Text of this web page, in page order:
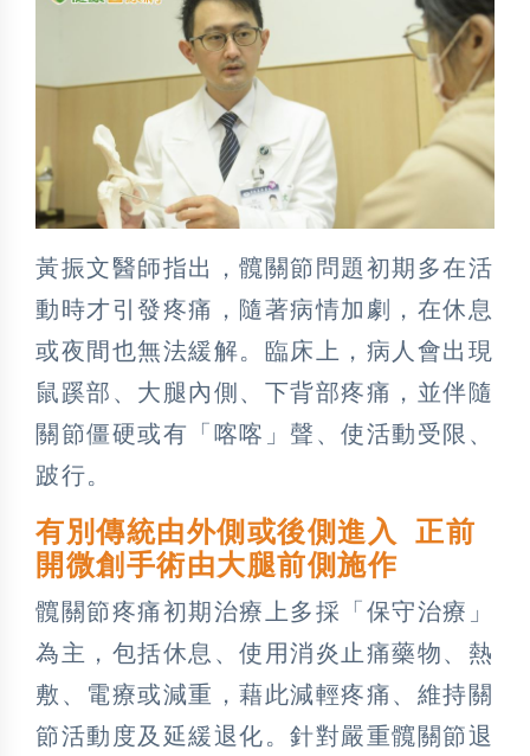
黃振文醫師指出，髖關節問題初期多在活
動時才引發疼痛，隨著病情加劇，在休息
或夜間也無法緩解。臨床上，病人會出現
鼠蹊部、大腿內側、下背部疼痛，並伴隨
關節僵硬或有「喀喀」聲、使活動受限、
跛行。
有別傳統由外側或後側進入 正前
開微創手術由大腿前側施作
髖關節疼痛初期治療上多採「保守治療」
為主，包括休息、使用消炎止痛藥物、熱
敷、電療或減重，藉此減輕疼痛、維持關
節活動度及延緩退化。針對嚴重髖關節退